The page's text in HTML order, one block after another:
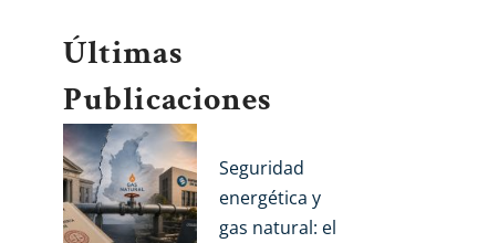
Últimas
Publicaciones
Seguridad
energética y
gas natural: el